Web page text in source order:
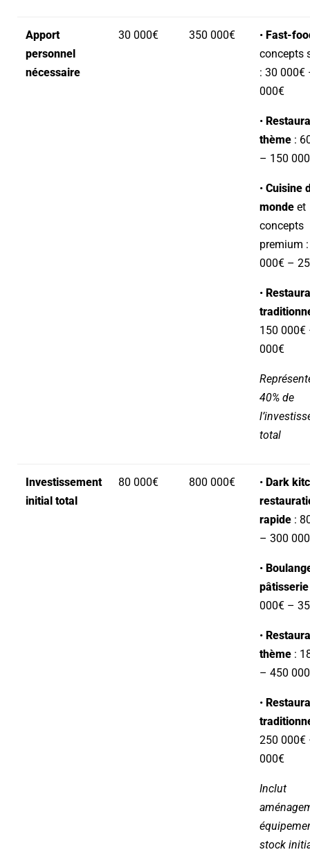
Apport
personnel
nécessaire
30 000€ 350 000€ • Fast-
concepts
: 30 000€
000€
•
thème :
– 150
• Cuisine
monde et
concepts
premium
000€ –
•
150 000€
000€
40% de
total
Investissement
initial total
80 000€ 800 000€ • Dark
rapide :
– 300
•
pâtisserie
000€ –
•
thème :
– 450
•
250 000€
000€
Inclut
stock